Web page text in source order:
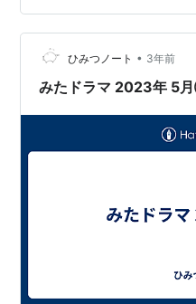
湧かず、長年スルーして
を観た後に、本家も観て
ク・セロイの特徴的なぱっ
かもしれません。 主役のパ
ひみつノート • 3年前
みたドラマ 2023年 5